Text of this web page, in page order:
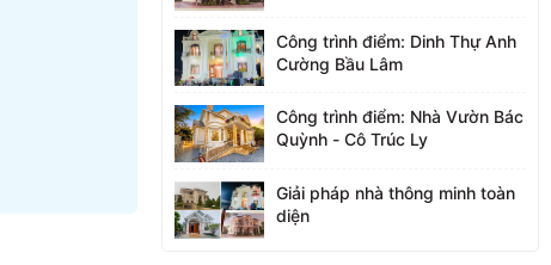
Công trình điểm: Dinh Thự Anh
Cường Bầu Lâm
Công trình điểm: Nhà Vườn Bác
Quỳnh - Cô Trúc Ly
Giải pháp nhà thông minh toàn
diện